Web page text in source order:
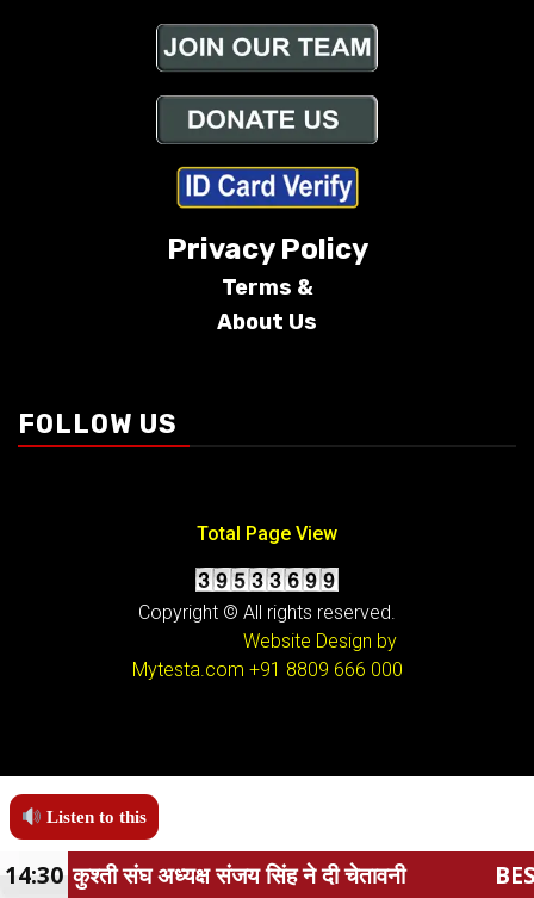
Privacy Policy
Terms &
About Us
FOLLOW US
Total Page View
Copyright © All rights reserved.
Website Design by
Mytesta.com +91 8809 666 000
Listen to this
ने दी चेतावनी BEST HOME MAP
14:30